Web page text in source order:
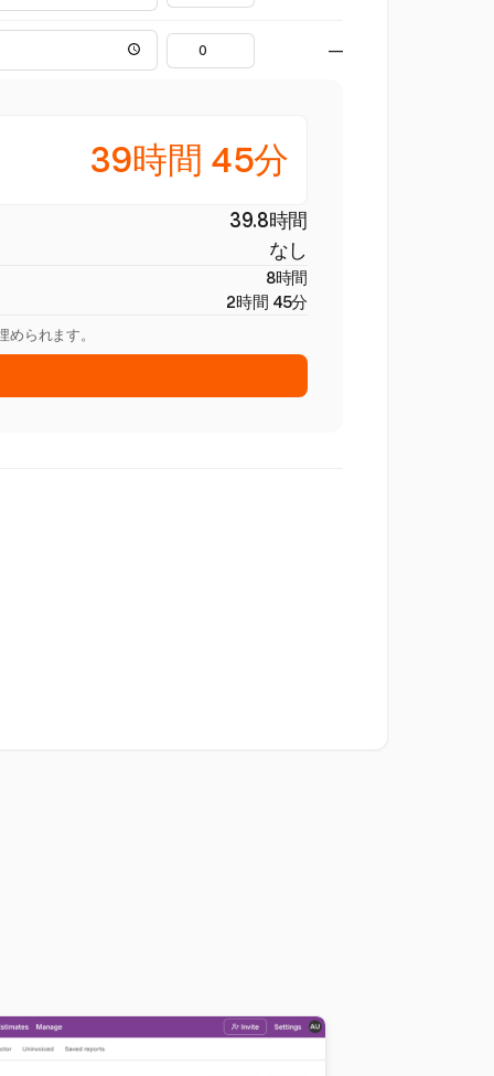
—
39時間 45分
39.8時間
なし
8時間
2時間 45分
られます。